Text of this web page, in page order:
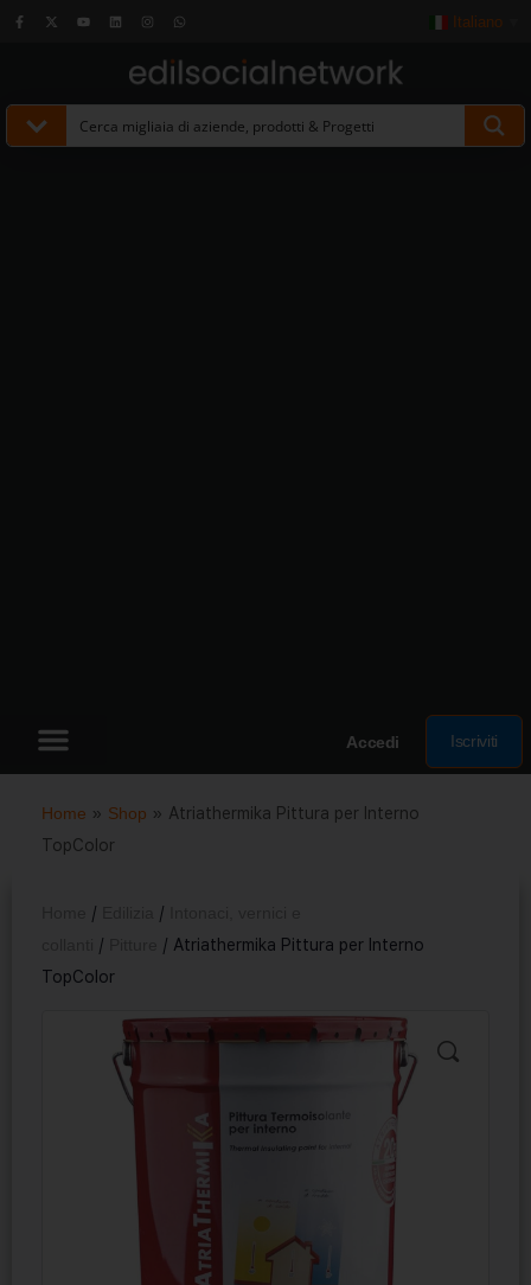
Italiano
Accedi Iscriviti
Home » Shop » Atriathermika Pittura per Interno
TopColor
/ /
/
/ Atriathermika Pittura per Interno
TopColor